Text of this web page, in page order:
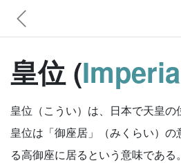
皇位 (
皇位（こうい）は、日本で天皇の
皇位は「御座居」（みくらい）
る高御座に居るという意味である。